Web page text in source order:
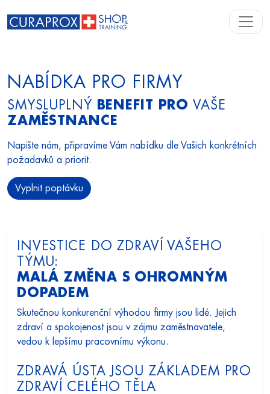
NABÍDKA PRO FIRMY
SMYSLUPLNÝ BENEFIT PRO VAŠE
ZAMĚSTNANCE
Napište nám, připravíme Vám nabídku dle Vašich konkrétních
požadavků a priorit.
Vyplnit poptávku
INVESTICE DO ZDRAVÍ VAŠEHO
TÝMU:
MALÁ ZMĚNA S OHROMNÝM
DOPADEM
Skutečnou konkurenční výhodou firmy jsou lidé. Jejich
zdraví a spokojenost jsou v zájmu zaměstnavatele,
vedou k lepšímu pracovnímu výkonu.
ZDRAVÁ ÚSTA JSOU ZÁKLADEM PRO
ZDRAVÍ CELÉHO TĚLA